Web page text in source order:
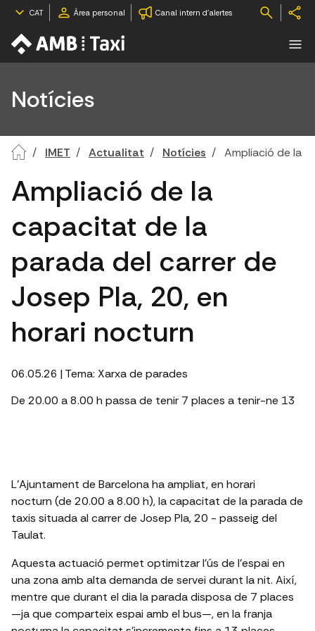
CAT Àrea personal Canal intern d'alertes
Notícies
IMET Actualitat Notícies Ampliació de la
Ampliació de la
capacitat de la
parada del carrer de
Josep Pla, 20, en
horari nocturn
06.05.26 | Tema: Xarxa de parades
De 20.00 a 8.00 h passa de tenir 7 places a tenir-ne 13
L’Ajuntament de Barcelona ha ampliat, en horari
nocturn (de 20.00 a 8.00 h), la capacitat de la parada de
taxis situada al carrer de Josep Pla, 20 - passeig del
Taulat.
Aquesta actuació permet optimitzar l’ús de l’espai en
una zona amb alta demanda de servei durant la nit. Així,
mentre que durant el dia la parada disposa de 7 places
—ja que comparteix espai amb el bus—, en la franja